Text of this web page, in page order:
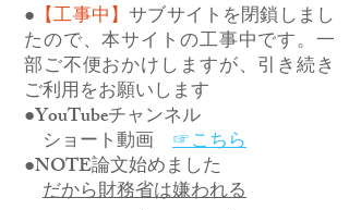
● 【工事中】サブサイトを閉鎖しまし
たので、本サイトの工事中です。一
部ご不便おかけしますが、引き続き
ご利用をお願いします
●YouTubeチャンネル
ショート動画 ☞こちら
●NOTE論文始めました
だから財務省は嫌われる